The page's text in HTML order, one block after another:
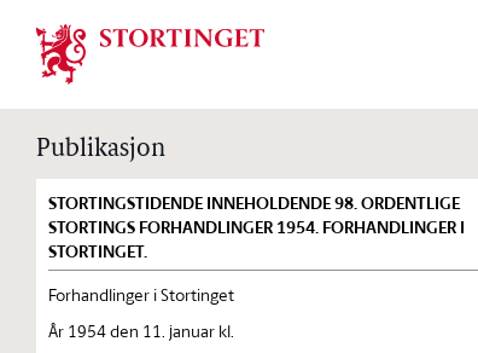
Stortinget.no
Publikasjon
STORTINGSTIDENDE INNEHOLDENDE 98. ORDENTLIGE
STORTINGS FORHANDLINGER 1954. FORHANDLINGER I
STORTINGET.
Forhandlinger i Stortinget
År 1954 den 11. januar kl.